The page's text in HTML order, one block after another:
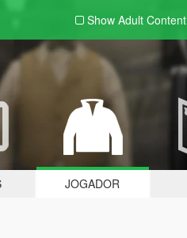
Show Adult Content
JOGADOR